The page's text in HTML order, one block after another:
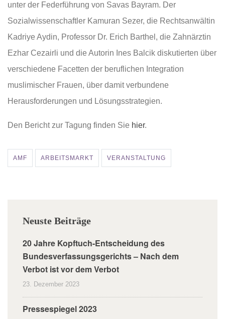
unter der Federführung von Savas Bayram. Der
Sozialwissenschaftler Kamuran Sezer, die Rechtsanwältin
Kadriye Aydin, Professor Dr. Erich Barthel, die Zahnärztin
Ezhar Cezairli und die Autorin Ines Balcik diskutierten über
verschiedene Facetten der beruflichen Integration
muslimischer Frauen, über damit verbundene
Herausforderungen und Lösungsstrategien.
Den Bericht zur Tagung finden Sie hier.
AMF ARBEITSMARKT VERANSTALTUNG
Neuste Beiträge
20 Jahre Kopftuch-Entscheidung des
Bundesverfassungsgerichts – Nach dem
Verbot ist vor dem Verbot
23. Dezember 2023
Pressespiegel 2023